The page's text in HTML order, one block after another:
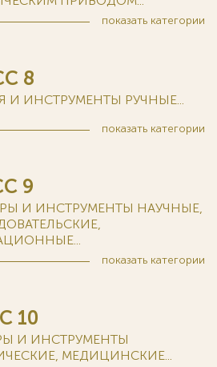
показать категории
8
И ИНСТРУМЕНТЫ РУЧНЫЕ...
показать категории
9
И ИНСТРУМЕНТЫ НАУЧНЫЕ,
показать категории
10
И ИНСТРУМЕНТЫ
МЕДИЦИНСКИЕ...